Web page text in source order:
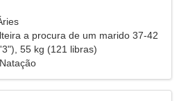
a procura de um marido 37-42
55 kg (121 libras)